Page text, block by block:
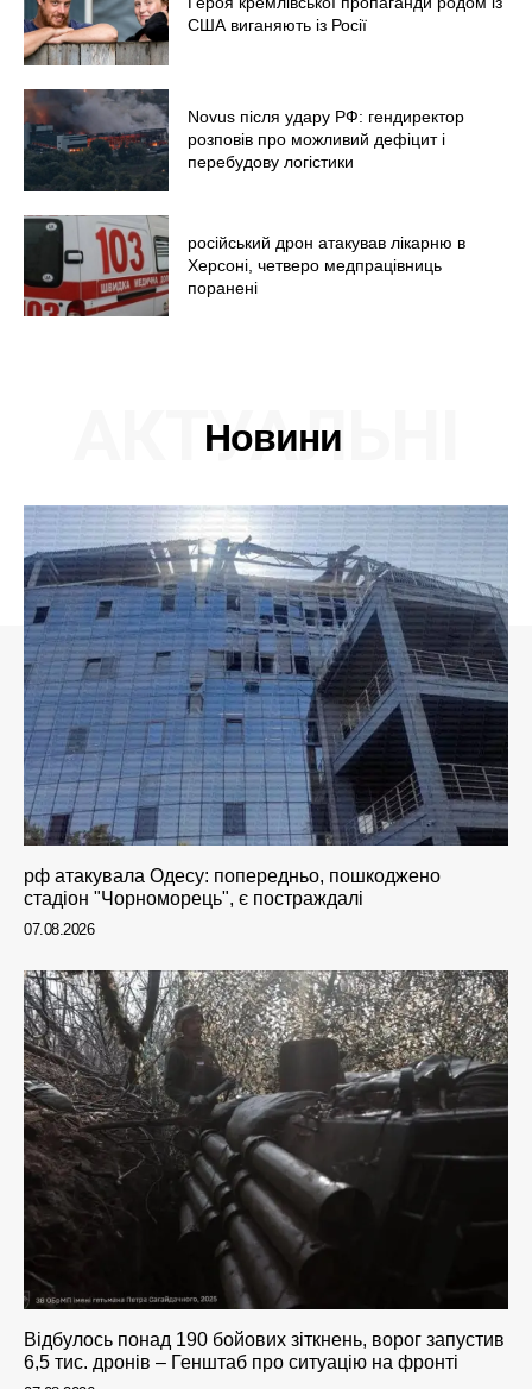
Україна
Політика
Світ
Технології
Війна
США виганяють із Росії
Novus після удару РФ: гендиректор
розповів про можливий дефіцит і
перебудову логістики
російський дрон атакував лікарню в
Херсоні, четверо медпрацівниць
поранені
Новини
АКТУАЛЬНІ
рф атакувала Одесу: попередньо, пошкоджено
стадіон "Чорноморець", є постраждалі
07.08.2026
Відбулось понад 190 бойових зіткнень, ворог запустив
6,5 тис. дронів – Генштаб про ситуацію на фронті